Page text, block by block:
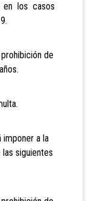
los casos
de
a la
siguientes